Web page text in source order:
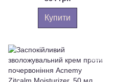
Cleansing Gel, 150 мл
Купити